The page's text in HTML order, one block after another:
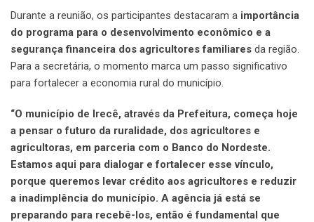
Durante a reunião, os participantes destacaram a importância
do programa para o desenvolvimento econômico e a
segurança financeira dos agricultores familiares da região.
Para a secretária, o momento marca um passo significativo
para fortalecer a economia rural do município.
“O município de Irecê, através da Prefeitura, começa hoje
a pensar o futuro da ruralidade, dos agricultores e
agricultoras, em parceria com o Banco do Nordeste.
Estamos aqui para dialogar e fortalecer esse vínculo,
porque queremos levar crédito aos agricultores e reduzir
a inadimplência do município. A agência já está se
preparando para recebê-los, então é fundamental que